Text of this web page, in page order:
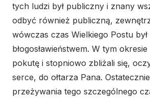
tych ludzi był publiczny i znany
odbyć również publiczną,
wówczas czas Wielkiego Postu
błogosławieństwem. W tym
pokutę i stopniowo zbliżali się,
serce, do ołtarza Pana.
przeżywania tego szczególnego